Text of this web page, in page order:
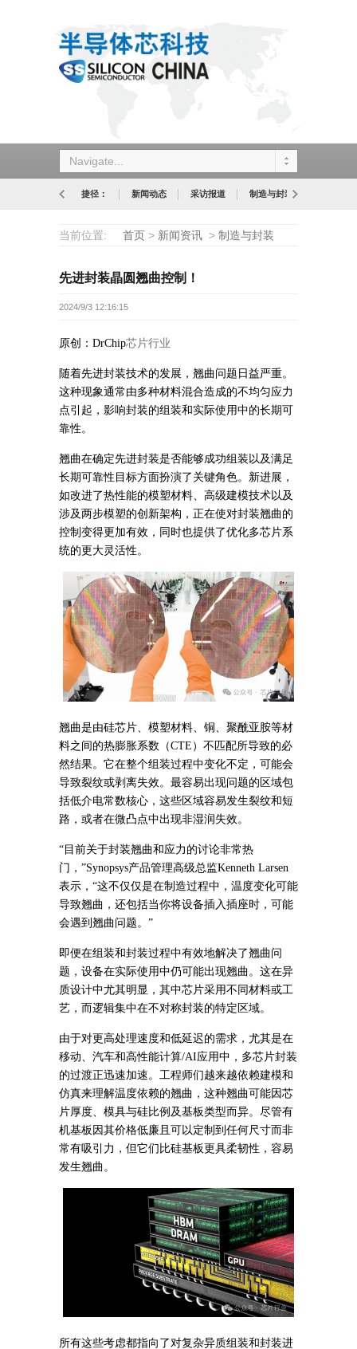
Navigate...
捷径： 新闻动态 采访报道 制造与封装
当前位置: 首页 > 新闻资讯 > 制造与封装
先进封装晶圆翘曲控制！
2024/9/3 12:16:15
原创：DrChip芯片行业
随着先进封装技术的发展，翘曲问题日益严重。
这种现象通常由多种材料混合造成的不均匀应力
点引起，影响封装的组装和实际使用中的长期可
靠性。
翘曲在确定先进封装是否能够成功组装以及满足
长期可靠性目标方面扮演了关键角色。新进展，
如改进了热性能的模塑材料、高级建模技术以及
涉及两步模塑的创新架构，正在使对封装翘曲的
控制变得更加有效，同时也提供了优化多芯片系
统的更大灵活性。
翘曲是由硅芯片、模塑材料、铜、聚酰亚胺等材
料之间的热膨胀系数（CTE）不匹配所导致的必
然结果。它在整个组装过程中变化不定，可能会
导致裂纹或剥离失效。最容易出现问题的区域包
括低介电常数核心，这些区域容易发生裂纹和短
路，或者在微凸点中出现非湿润失效。
“目前关于封装翘曲和应力的讨论非常热
门，”Synopsys产品管理高级总监Kenneth Larsen
表示，“这不仅仅是在制造过程中，温度变化可能
导致翘曲，还包括当你将设备插入插座时，可能
会遇到翘曲问题。”
即便在组装和封装过程中有效地解决了翘曲问
题，设备在实际使用中仍可能出现翘曲。这在异
质设计中尤其明显，其中芯片采用不同材料或工
艺，而逻辑集中在不对称封装的特定区域。
由于对更高处理速度和低延迟的需求，尤其是在
移动、汽车和高性能计算/AI应用中，多芯片封装
的过渡正迅速加速。工程师们越来越依赖建模和
仿真来理解温度依赖的翘曲，这种翘曲可能因芯
片厚度、模具与硅比例及基板类型而异。尽管有
机基板因其价格低廉且可以定制到任何尺寸而非
常有吸引力，但它们比硅基板更具柔韧性，容易
发生翘曲。
所有这些考虑都指向了对复杂异质组装和封装进